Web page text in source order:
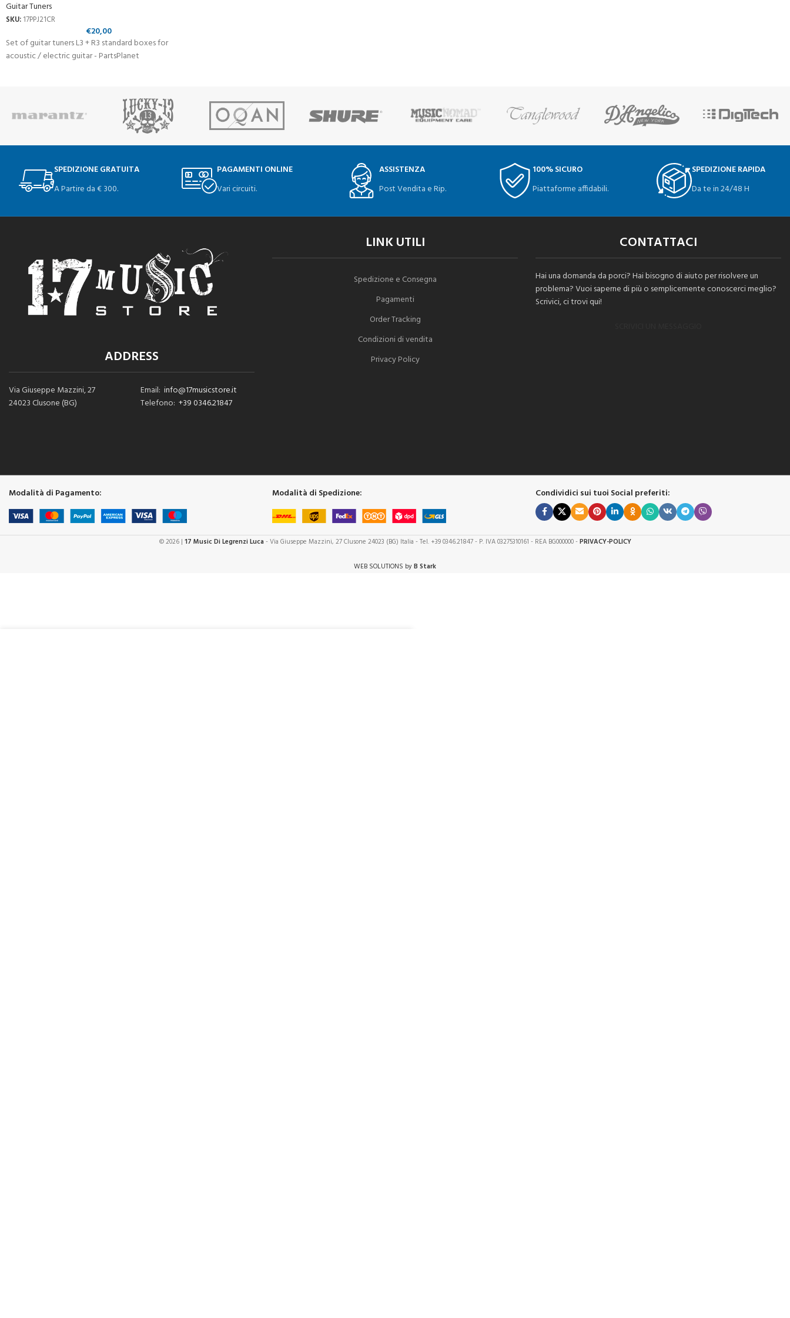
Guitar Tuners
SKU: 17PPJ21CR
€20,00
Set of guitar tuners L3 + R3 standard boxes for
acoustic / electric guitar - PartsPlanet
SPEDIZIONE GRATUITA
A Partire da € 300.
PAGAMENTI ONLINE
Vari circuiti.
ASSISTENZA
Post Vendita e Rip.
100% SICURO
Piattaforme affidabili.
SPEDIZIONE RAPIDA
Da te in 24/48 H
ADDRESS
Via Giuseppe Mazzini, 27
24023 Clusone (BG)
Email: info@17musicstore.it
Telefono: +39 0346.21847
LINK UTILI
Spedizione e Consegna
Pagamenti
Order Tracking
Condizioni di vendita
Privacy Policy
CONTATTACI
Hai una domanda da porci? Hai bisogno di aiuto per risolvere un
problema? Vuoi saperne di più o semplicemente conoscerci meglio?
Scrivici, ci trovi qui!
Modalità di Pagamento: Modalità di Spedizione: Condividici sui tuoi Social preferiti:
© 2026 | 17 Music Di Legrenzi Luca - Via Giuseppe Mazzini, 27 Clusone 24023 (BG) Italia - Tel. +39 0346.21847 - P. IVA 03275310161 - REA BG000000 -PRIVACY-POLICY
WEB SOLUTIONS byB Stark